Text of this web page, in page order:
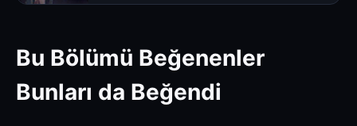
Bu Bölümü Beğenenler
Bunları da Beğendi